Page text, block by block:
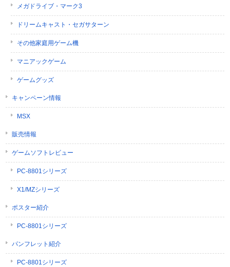
メガドライブ・マーク3
ドリームキャスト・セガサターン
その他家庭用ゲーム機
マニアックゲーム
ゲームグッズ
キャンペーン情報
MSX
販売情報
ゲームソフトレビュー
PC-8801シリーズ
X1/MZシリーズ
ポスター紹介
PC-8801シリーズ
パンフレット紹介
PC-8801シリーズ